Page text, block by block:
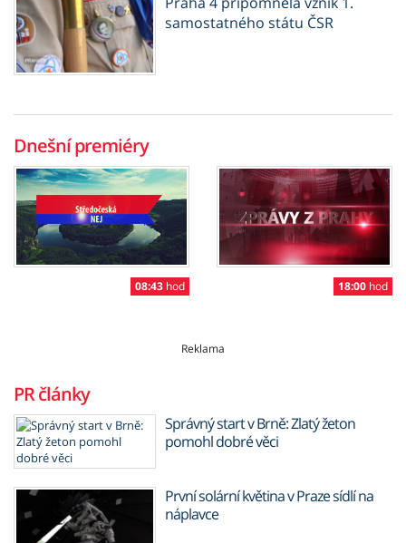
samostatného státu ČSR
Dnešní premiéry
08:43 hod 18:00 hod
Reklama
PR články
Správný start v Brně: Zlatý žeton
pomohl dobré věci
První solární květina v Praze sídlí na
náplavce